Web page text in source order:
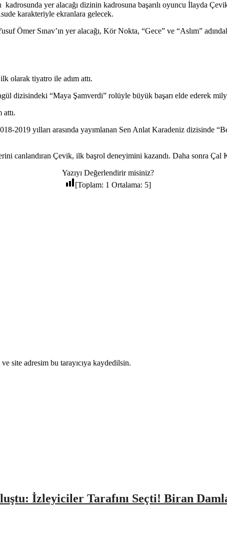
yer alacağı dizinin kadrosuna başarılı oyuncu İlayda
karakteriyle ekranlara gelecek.
Ömer Sınav’ın yer alacağı, Kör Nokta, “Gece” ve “Aslım”
olarak tiyatro ile adım attı.
dizisindeki “Maya Şamverdi” rolüyle büyük başarı elde ederek
attı.
2019 yılları arasında yayımlanan Sen Anlat Karadeniz dizisinde
canlandıran Çevik, ilk başrol deneyimini kazandı. Daha sonra
Yazıyı Değerlendirir misiniz?
[Toplam: 1 Ortalama: 5]
site adresim bu tarayıcıya kaydedilsin.
İzleyiciler Tarafını Seçti! Biran